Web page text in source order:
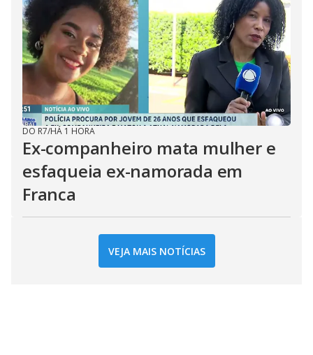
DO R7/HÁ 1 HORA
Ex-companheiro mata mulher e
esfaqueia ex-namorada em
Franca
VEJA MAIS NOTÍCIAS